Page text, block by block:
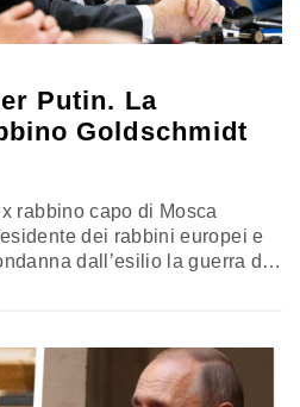
Putin. La
Goldschmidt
rabbino capo di Mosca
dei rabbini europei e
dall’esilio la guerra di